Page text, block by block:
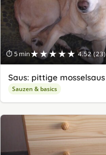
⏱ 5 min★★★★★ 4.52 (23)
Saus: pittige mosselsaus
Sauzen & basics